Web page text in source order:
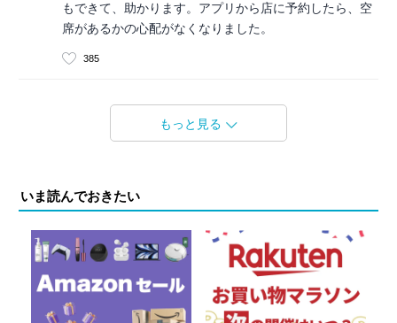
もできて、助かります。アプリから店に予約したら、空
席があるかの心配がなくなりました。
385
もっと見る
いま読んでおきたい